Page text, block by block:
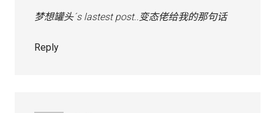
梦想罐头´s lastest post..变态佬给我的那句话
Reply